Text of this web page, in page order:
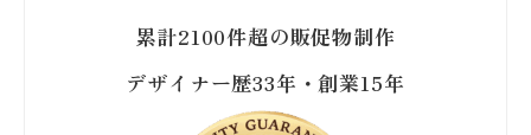
累計2100件超の販促物制作
デザイナー歴33年・創業15年